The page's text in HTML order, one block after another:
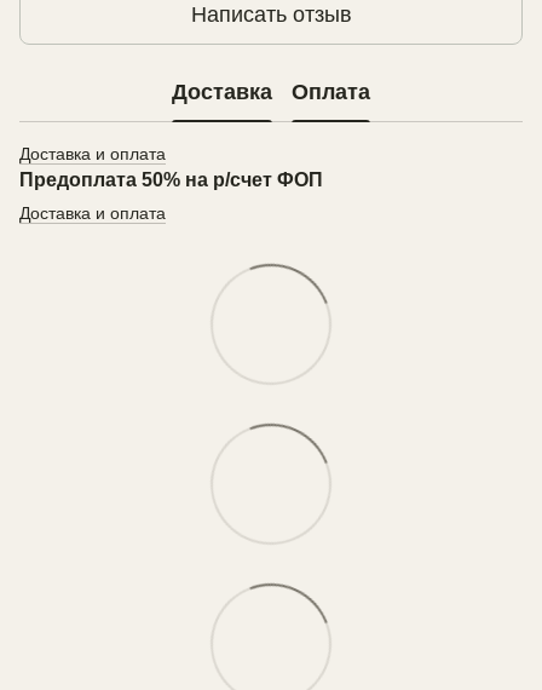
Написать отзыв
Доставка Оплата
Доставка и оплата
Предоплата 50% на р/счет ФОП
Доставка и оплата